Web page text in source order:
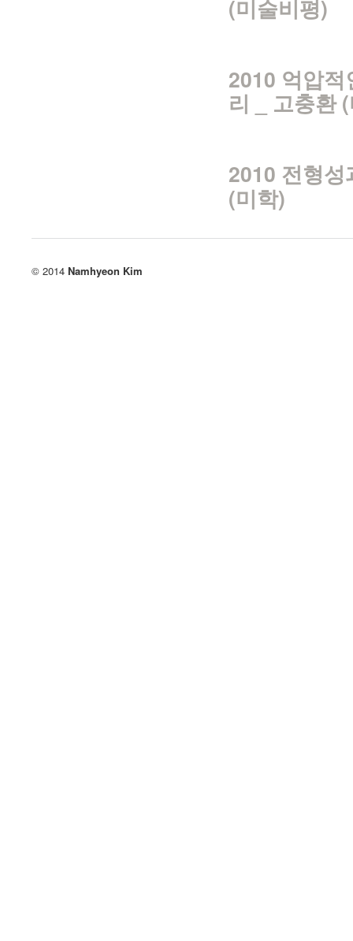
(미술비평)
2010 억압
리 _ 고충환
2010 전형성
(미학)
© 2014 Namhyeon Kim